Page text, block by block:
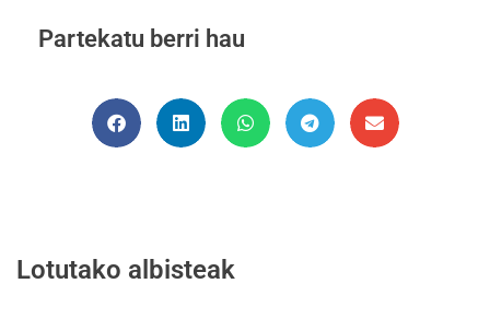
Partekatu berri hau
Lotutako albisteak